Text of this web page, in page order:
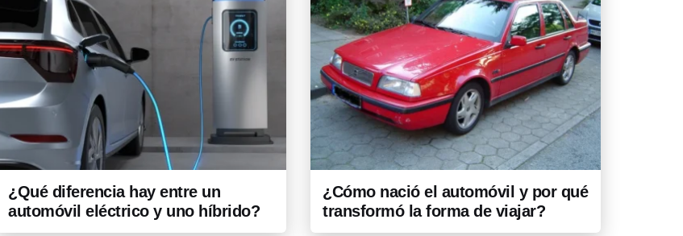
¿Qué diferencia hay entre un
automóvil eléctrico y uno híbrido?
¿Cómo nació el automóvil y por qué
transformó la forma de viajar?